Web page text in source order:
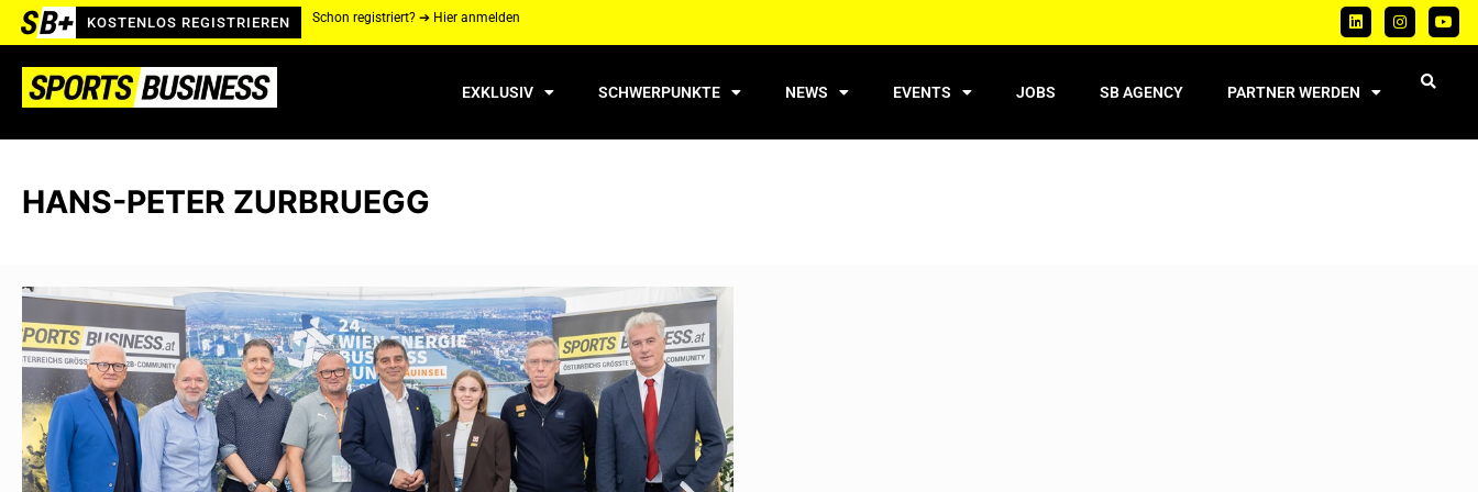
KOSTENLOS REGISTRIEREN Schon registriert? ➔ Hier anmelden
EXKLUSIV SCHWERPUNKTE NEWS EVENTS JOBS SB AGENCY PARTNER WERDEN
HANS-PETER ZURBRUEGG